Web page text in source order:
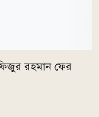
রহমান ফের